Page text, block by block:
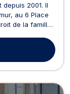
depuis 2001. Il
au 6 Place
de la famille,
d'un régime